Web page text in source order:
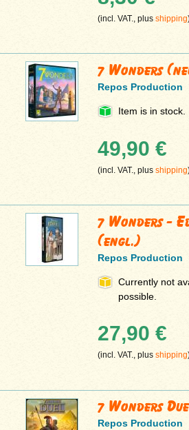
(incl. VAT., plusshipping
7 Wonders
Repos Production
Item is in stock.
49,90 €
(incl. VAT., plusshipping
7 Wonders -
(engl.)
Repos Production
Currently not
possible.
27,90 €
(incl. VAT., plusshipping
7 Wonders
Repos Production